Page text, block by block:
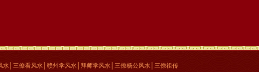
水│三僚看风水│赣州学风水│拜师学风水│三僚杨公风水│三僚祖传